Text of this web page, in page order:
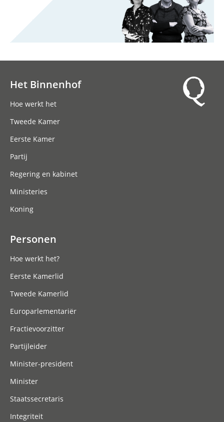
Het Binnenhof
Hoe werkt het
Tweede Kamer
Eerste Kamer
Partij
Regering en kabinet
Ministeries
Koning
Personen
Hoe werkt het?
Eerste Kamerlid
Tweede Kamerlid
Europarlementariër
Fractievoorzitter
Partijleider
Minister-president
Minister
Staatssecretaris
Integriteit